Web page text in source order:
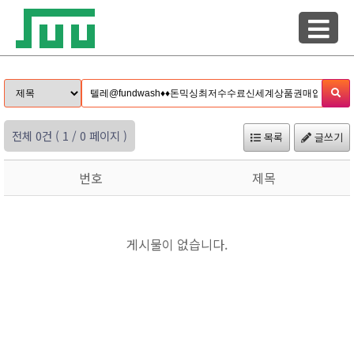
전체 0건 ( 1 / 0 페이지 ) 목록 글쓰기
번호 제목
게시물이 없습니다.